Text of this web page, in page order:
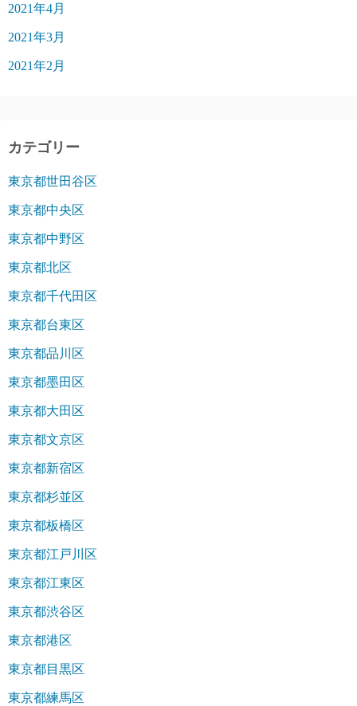
2021年4月
2021年3月
2021年2月
カテゴリー
東京都世田谷区
東京都中央区
東京都中野区
東京都北区
東京都千代田区
東京都台東区
東京都品川区
東京都墨田区
東京都大田区
東京都文京区
東京都新宿区
東京都杉並区
東京都板橋区
東京都江戸川区
東京都江東区
東京都渋谷区
東京都港区
東京都目黒区
東京都練馬区